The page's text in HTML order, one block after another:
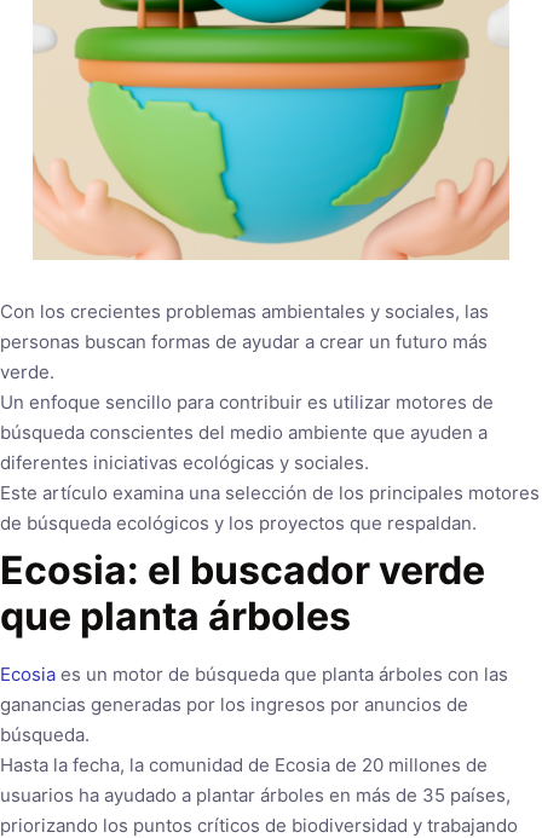
Con los crecientes problemas ambientales y sociales, las
personas buscan formas de ayudar a crear un futuro más
verde.
Un enfoque sencillo para contribuir es utilizar motores de
búsqueda conscientes del medio ambiente que ayuden a
diferentes iniciativas ecológicas y sociales.
Este artículo examina una selección de los principales motores
de búsqueda ecológicos y los proyectos que respaldan.
Ecosia: el buscador verde
que planta árboles
Ecosia es un motor de búsqueda que planta árboles con las
ganancias generadas por los ingresos por anuncios de
búsqueda.
Hasta la fecha, la comunidad de Ecosia de 20 millones de
usuarios ha ayudado a plantar árboles en más de 35 países,
priorizando los puntos críticos de biodiversidad y trabajando